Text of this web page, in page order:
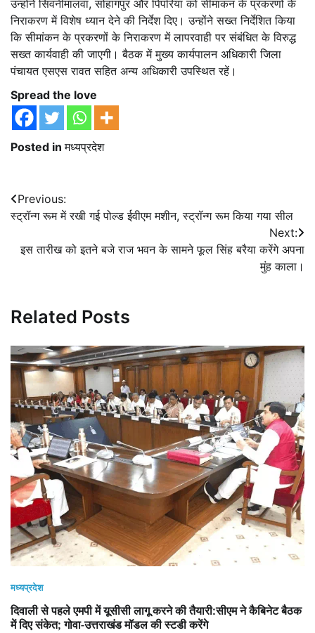
उन्होंने सिवनीमालवा, सोहागपुर और पिपरिया को सीमांकन के प्रकरणों के
निराकरण में विशेष ध्यान देने की निर्देश दिए। उन्होंने सख्त निर्देशित किया
कि सीमांकन के प्रकरणों के निराकरण में लापरवाही पर संबंधित के विरुद्ध
सख्त कार्यवाही की जाएगी। बैठक में मुख्य कार्यपालन अधिकारी जिला
पंचायत एसएस रावत सहित अन्य अधिकारी उपस्थित रहें।
Spread the love
Posted inमध्यप्रदेश
Post
navigation
Previous:
स्ट्रॉन्ग रूम में रखी गई पोल्ड ईवीएम मशीन, स्ट्रॉन्ग रूम किया गया सील
Next:
इस तारीख को इतने बजे राज भवन के सामने फूल सिंह बरैया करेंगे अपना
मुंह काला।
Related Posts
मध्यप्रदेश
दिवाली से पहले एमपी में यूसीसी लागू करने की तैयारी:सीएम ने कैबिनेट बैठक
में दिए संकेत; गोवा-उत्तराखंड मॉडल की स्टडी करेंगे